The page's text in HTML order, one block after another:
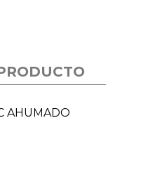
AHUMADO